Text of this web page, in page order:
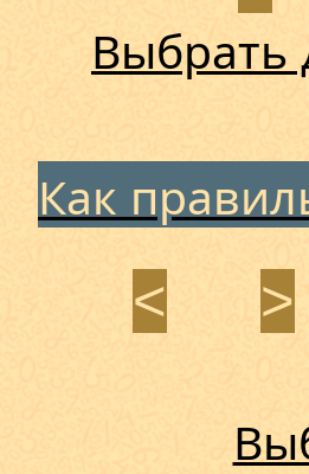
Выбрать
Как
< >